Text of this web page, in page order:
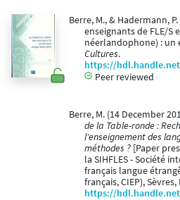
Berre, M., & Hadermann,
enseignants de FLE/S
néerlandophone) : un
Cultures.
https://
Peer reviewed
Berre, M. (14 December
de la Table-ronde :
l'enseignement des
méthodes ? [Paper
la SIHFLES - Société
français langue
français, CIEP), Sèvres,
https://